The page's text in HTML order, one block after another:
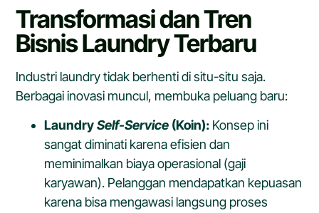
Transformasi dan Tren
Bisnis Laundry Terbaru
Industri laundry tidak berhenti di situ-situ saja.
Berbagai inovasi muncul, membuka peluang baru:
LaundrySelf-Service (Koin): Konsep ini
sangat diminati karena efisien dan
meminimalkan biaya operasional (gaji
karyawan). Pelanggan mendapatkan kepuasan
karena bisa mengawasi langsung proses